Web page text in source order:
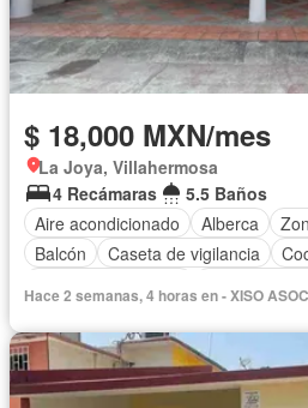
$ 18,000 MXN/mes
La Joya, Villahermosa
4 Recámaras
5.5 Baños
Aire acondicionado
Alberca
Balcón
Caseta de vigilancia
Solo familias
Sin amueblar
Hace 2 semanas, 4 horas en - XISO